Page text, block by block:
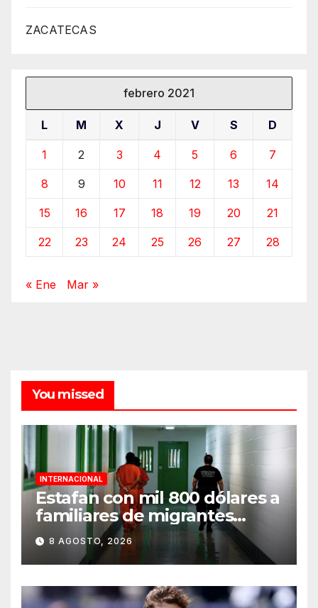
ZACATECAS
febrero 2021
L M X J V S D
1 2 3 4 5 6 7
8 9 10 11 12 13 14
15 16 17 18 19 20 21
22 23 24 25 26 27 28
« Ene Mar »
You missed
INTERNACIONAL
Estafan con mil 800 dólares a
familiares de migrantes
detenidos en Estados Unidos;
prometen liberarlos
8 AGOSTO, 2026